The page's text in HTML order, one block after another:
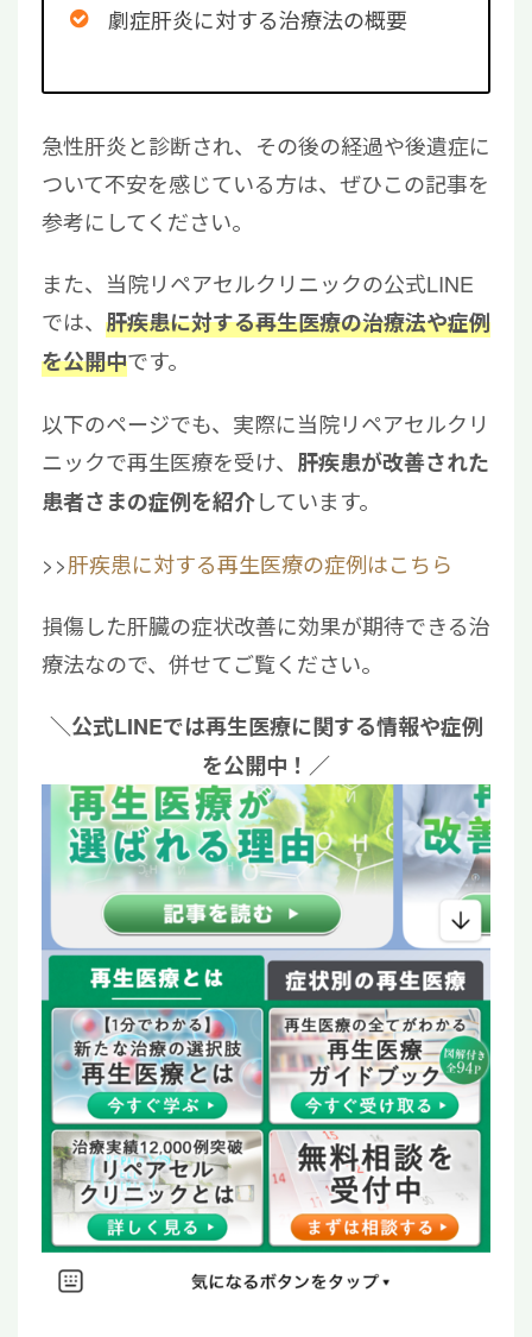
劇症肝炎に対する治療法の概要
急性肝炎と診断され、その後の経過や後遺症に
ついて不安を感じている方は、ぜひこの記事を
参考にしてください。
また、当院リペアセルクリニックの公式LINE
では、 肝疾患に対する再生医療の治療法や症例
を公開中です。
以下のページでも、実際に当院リペアセルクリ
ニックで再生医療を受け、 肝疾患が改善された
患者さまの症例を紹介しています。
>>肝疾患に対する再生医療の症例はこちら
損傷した肝臓の症状改善に効果が期待できる治
療法なので、併せてご覧ください。
＼公式LINEでは再生医療に関する情報や症例
を公開中！／